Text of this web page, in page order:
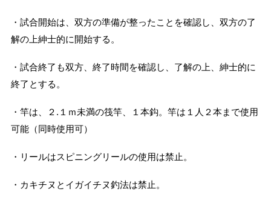
・試合開始は、双方の準備が整ったことを確認し、双方の了
解の上紳士的に開始する。
・試合終了も双方、終了時間を確認し、了解の上、紳士的に
終了とする。
・竿は、２.１ｍ未満の筏竿、１本鈎。竿は１人２本まで使用
可能（同時使用可）
・リールはスピニングリールの使用は禁止。
・カキチヌとイガイチヌ釣法は禁止。